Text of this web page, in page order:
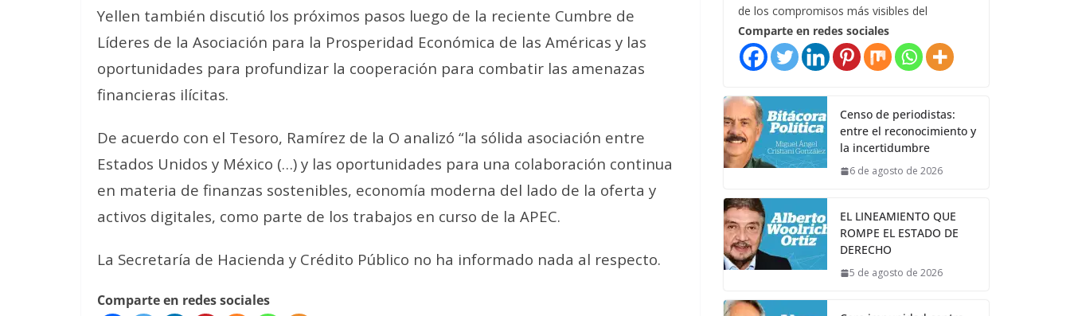
Yellen también discutió los próximos pasos luego de la reciente Cumbre de
Líderes de la Asociación para la Prosperidad Económica de las Américas y las
oportunidades para profundizar la cooperación para combatir las amenazas
financieras ilícitas.
De acuerdo con el Tesoro, Ramírez de la O analizó “la sólida asociación entre
Estados Unidos y México (…) y las oportunidades para una colaboración continua
en materia de finanzas sostenibles, economía moderna del lado de la oferta y
activos digitales, como parte de los trabajos en curso de la APEC.
La Secretaría de Hacienda y Crédito Público no ha informado nada al respecto.
Comparte en redes sociales
de los compromisos más visibles del
Comparte en redes sociales
Censo de periodistas:
entre el reconocimiento y
la incertidumbre
6 de agosto de 2026
EL LINEAMIENTO QUE
ROMPE EL ESTADO DE
DERECHO
5 de agosto de 2026